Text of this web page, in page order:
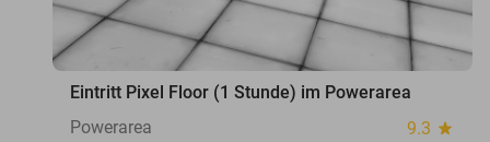
Eintritt Pixel Floor (1 Stunde) im Powerarea
Powerarea
9.3 star